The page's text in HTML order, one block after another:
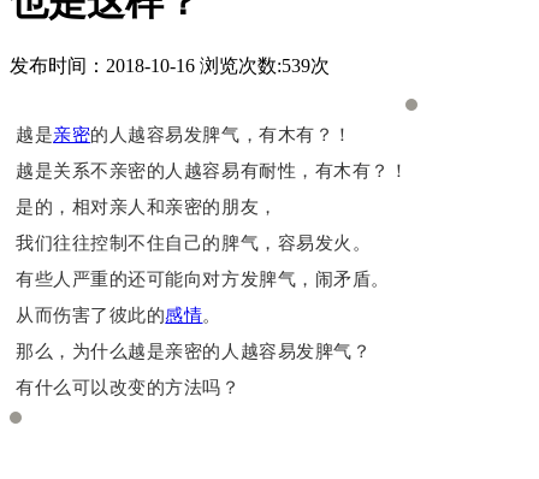
发布时间：2018-10-16 浏览次数:539次
越是亲密的人越容易发脾气，有木有？！
越是关系不亲密的人越容易有耐性，有木有？！
是的，相对亲人和亲密的朋友，
我们往往控制不住自己的脾气，容易发火。
有些人严重的还可能向对方发脾气，闹矛盾。
从而伤害了彼此的感情。
那么，为什么越是亲密的人越容易发脾气？
有什么可以改变的方法吗？